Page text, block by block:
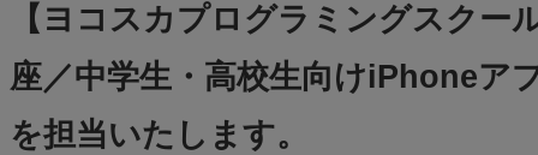
【ヨコスカプログラミングスクー
座／中学生・高校生向けiPhoneア
を担当いたします。